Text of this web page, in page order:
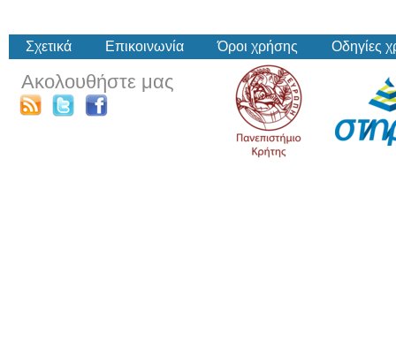
Σχετικά Επικοινωνία Όροι χρήσης Οδηγίες
Ακολουθήστε μας